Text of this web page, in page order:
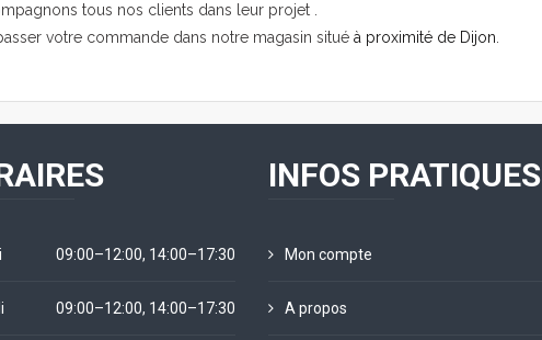
tous nos clients dans leur projet .
votre commande dans notre magasin situé à proximité de Dijon.
09:00–12:00, 14:00–17:30
09:00–12:00, 14:00–17:30
INFOS PRATIQUES
Mon compte
A propos